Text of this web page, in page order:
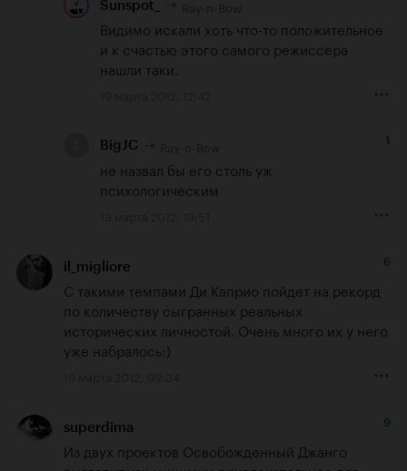
Sunspot_
Видимо искали хоть что-то положительное
и к счастью этого самого режиссёра
нашли таки.
BigJC 1
не назвал бы его столь уж
психологическим
il_migliore 6
С такими темпами Ди Каприо пойдет на рекорд
по количеству сыгранных реальных
исторических личностой. Очень много их у него
уже набралось:)
superdima 9
Из двух проектов Освобожденный Джанго